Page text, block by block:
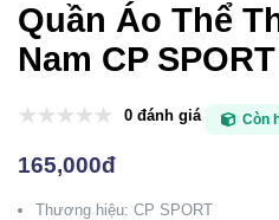
Quần Áo Thể
Nam CP
0 đánh giá Còn
165,000đ
Thương hiệu: CP SPORT